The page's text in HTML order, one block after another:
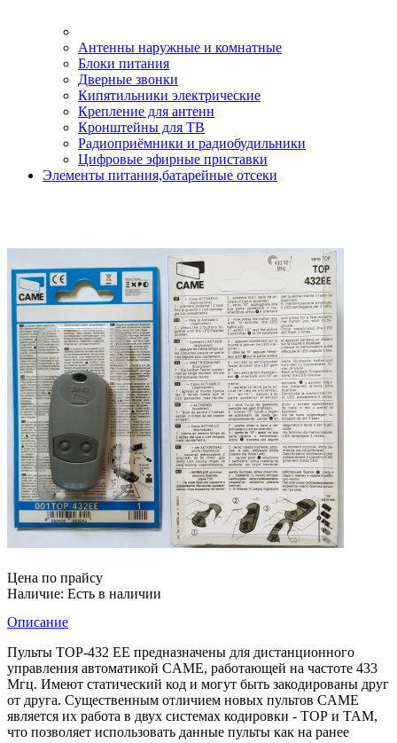
Антенны наружные и комнатные
Блоки питания
Дверные звонки
Кипятильники электрические
Крепление для антенн
Кронштейны для ТВ
Радиоприёмники и радиобудильники
Цифровые эфирные приставки
Элементы питания,батарейные отсеки
Цена по прайсу
Наличие: Есть в наличии
Описание
Пульты TOP-432 EE предназначены для дистанционного
управления автоматикой CAME, работающей на частоте 433
Мгц. Имеют статический код и могут быть закодированы друг
от друга. Существенным отличием новых пультов CAME
является их работа в двух системах кодировки - ТОР и ТАМ,
что позволяет использовать данные пульты как на ранее